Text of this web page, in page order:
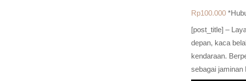
Rp100.000
[post_title] –
depan, kaca
kendaraan.
sebagai jaminan